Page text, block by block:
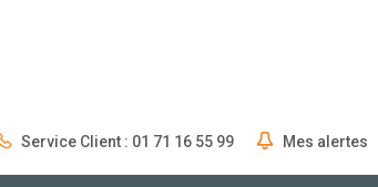
Service Client : 01 71 16 55 99 Mes alertes